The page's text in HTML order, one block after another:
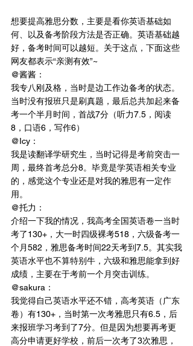
想要提高雅思分数，主要是看你英语基础如
何、以及备考阶段方法是否正确。英语基础越
好，备考时间可以越短。关于这点，下面这些
网友都表示“亲测有效”~
@酱酱：
我专八刚及格，当时是边工作边备考的状态。
当时没有报班只是刷真题，最后总共加起来备
考一个半月时间，首战7分（听力7.5，阅读
8，口语6，写作6）
@Icy：
我是读翻译学研究生，当时记得是考前突击一
周，最终首考总分8。毕竟是学英语相关专业
的，感觉这个专业还是对我的雅思有一定作
用。
@托力：
介绍一下我的情况，我高考全国英语卷一当时
考了130+，大一时四级裸考518，六级备考一
个月582，雅思备考时间22天考到7.5。其实我
英语水平也不算特别牛，六级和雅思能拿到好
成绩，主要在于考前一个月突击训练。
@sakura：
我觉得自己英语水平还不错，高考英语（广东
卷）有130+，当时第一次考雅思只有6.5，后
来报班学习考到了7分。但是因为想要再考更
高分申请更好学校，前后一次考了3次雅思，